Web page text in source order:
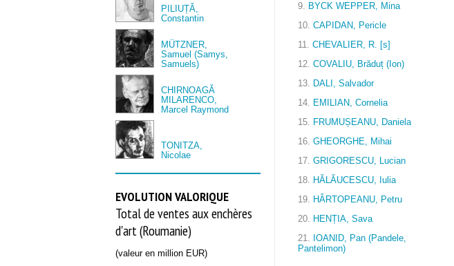
PILIUȚĂ,
Constantin
MÜTZNER,
Samuel (Samys,
Samuels)
CHIRNOAGĂ
MILARENCO,
Marcel Raymond
TONITZA,
Nicolae
EVOLUTION VALORIQUE
Total de ventes aux enchères
d'art (Roumanie)
(valeur en million EUR)
9. BYCK WEPPER, Mina
10. CAPIDAN, Pericle
11. CHEVALIER, R. [s]
12. COVALIU, Brăduț (Ion)
13. DALI, Salvador
14. EMILIAN, Cornelia
15. FRUMUȘEANU, Daniela
16. GHEORGHE, Mihai
17. GRIGORESCU, Lucian
18. HĂLĂUCESCU, Iulia
19. HÂRTOPEANU, Petru
20. HENȚIA, Sava
21. IOANID, Pan (Pandele,
Pantelimon)